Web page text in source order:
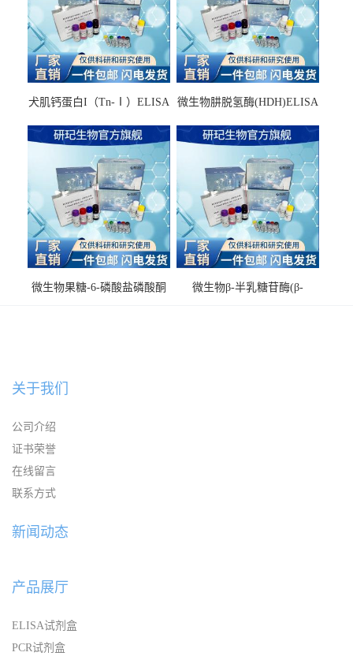
犬肌钙蛋白I（Tn-Ⅰ）ELISA
微生物肼脱氢酶(HDH)ELISA
微生物果糖-6-磷酸盐磷酸酮
微生物β-半乳糖苷酶(β-
关于我们
公司介绍
证书荣誉
在线留言
联系方式
新闻动态
产品展厅
ELISA试剂盒
PCR试剂盒